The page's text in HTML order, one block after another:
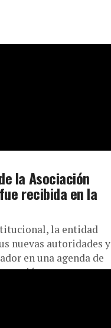
la Asociación
recibida en la
la entidad
nuevas autoridades y
en una agenda de